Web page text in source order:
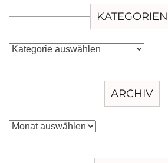
KATEGORIEN
Kategorien
ARCHIV
Archiv